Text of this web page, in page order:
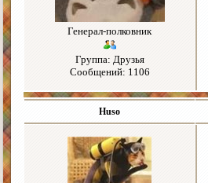
Генерал-полковник
Группа: Друзья
Сообщений: 1106
Huso